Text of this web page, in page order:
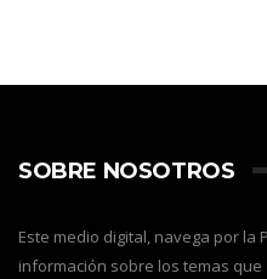
SOBRE NOSOTROS
Este medio digital, navega por
información sobre los temas